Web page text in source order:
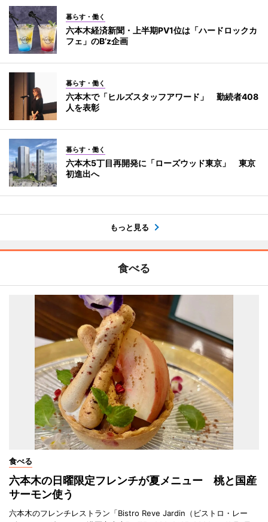
暮らす・働く
六本木経済新聞・上半期PV1位は「ハードロックカ
フェ」のB’z企画
暮らす・働く
六本木で「ヒルズスタッフアワード」 勤続者408
人を表彰
暮らす・働く
六本木5丁目再開発に「ローズウッド東京」 東京
初進出へ
もっと見る
食べる
食べる
六本木の日曜限定フレンチが夏メニュー 桃と国産
サーモン使う
六本木のフレンチレストラン「Bistro Reve Jardin（ビストロ・レー